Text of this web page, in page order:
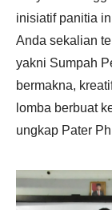
inisiatif panitia
Anda sekalian
yakni Sumpah
bermakna,
lomba berbuat
ungkap Pater